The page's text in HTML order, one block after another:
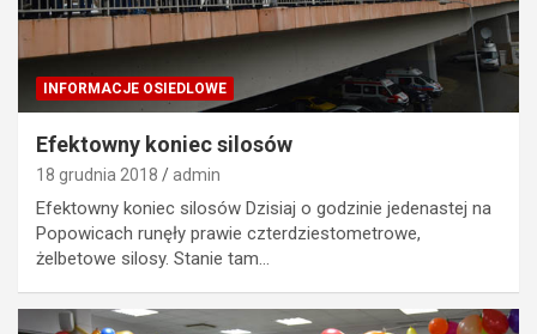
INFORMACJE OSIEDLOWE
Efektowny koniec silosów
18 grudnia 2018 admin
Efektowny koniec silosów Dzisiaj o godzinie jedenastej na
Popowicach runęły prawie czterdziestometrowe,
żelbetowe silosy. Stanie tam…